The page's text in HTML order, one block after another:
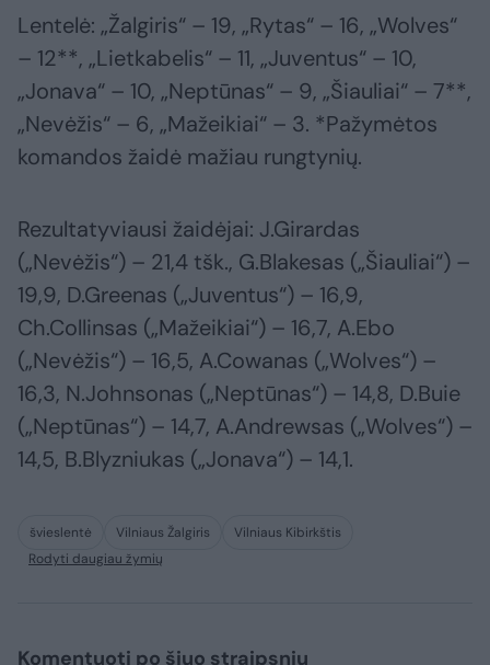
Lentelė: „Žalgiris“ – 19, „Rytas“ – 16, „Wolves“
– 12**, „Lietkabelis“ – 11, „Juventus“ – 10,
„Jonava“ – 10, „Neptūnas“ – 9, „Šiauliai“ – 7**,
„Nevėžis“ – 6, „Mažeikiai“ – 3. *Pažymėtos
komandos žaidė mažiau rungtynių.
Rezultatyviausi žaidėjai: J.Girardas
(„Nevėžis“) – 21,4 tšk., G.Blakesas („Šiauliai“) –
19,9, D.Greenas („Juventus“) – 16,9,
Ch.Collinsas („Mažeikiai“) – 16,7, A.Ebo
(„Nevėžis“) – 16,5, A.Cowanas („Wolves“) –
16,3, N.Johnsonas („Neptūnas“) – 14,8, D.Buie
(„Neptūnas“) – 14,7, A.Andrewsas („Wolves“) –
14,5, B.Blyzniukas („Jonava“) – 14,1.
švieslentė Vilniaus Žalgiris
Vilniaus Kibirkštis
Rodyti daugiau žymių
Komentuoti po šiuo straipsniu